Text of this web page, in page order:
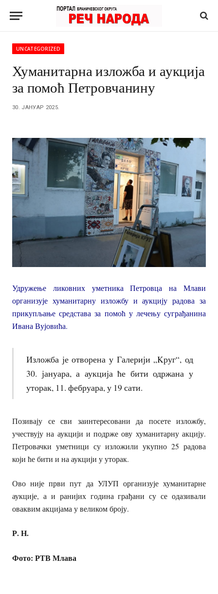
UNCATEGORIZED
Хуманитарна изложба и аукција
за помоћ Петровчанину
30. ЈАНУАР 2025.
Удружење ликовних уметника Петровца на Млави
организује хуманитарну изложбу и аукцију радова за
прикупљање средстава за помоћ у лечењу суграђанина
Ивана Вујовића.
Изложба је отворена у Галерији „Kруг“, од
30. јануара, а аукција ће бити одржана у
уторак, 11. фебруара, у 19 сати.
Позивају се сви заинтересовани да посете изложбу,
учествују на аукцији и подрже ову хуманитарну акцију.
Петровачки уметници су изложили укупно 25 радова
који ће бити и на аукцији у уторак.
Ово није први пут да УЛУП организује хуманитарне
аукције, а и ранијих година грађани су се одазивали
оваквим акцијама у великом броју.
Р. Н.
Фото: РТВ Млава